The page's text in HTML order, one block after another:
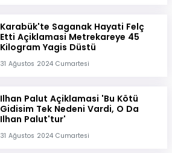
Karabük'te Saganak Hayati Felç
Etti Açiklamasi Metrekareye 45
Kilogram Yagis Düstü
31 Ağustos 2024 Cumartesi
Ilhan Palut Açiklamasi 'Bu Kötü
Gidisim Tek Nedeni Vardi, O Da
Ilhan Palut'tur'
31 Ağustos 2024 Cumartesi